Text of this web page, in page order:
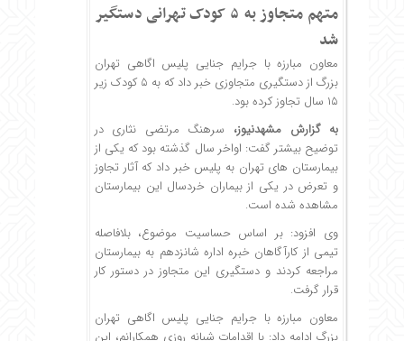
متهم متجاوز به ۵ کودک تهرانی دستگیر
شد
معاون مبارزه با جرایم جنایی پلیس اگاهی تهران
بزرگ از دستگیری متجاوزی خبر داد که به ۵ کودک زیر
۱۵ سال تجاوز کرده بود.
به گزارش مشهدنیوز،‌ سرهنگ مرتضی نثاری در
توضیح بیشتر گفت: اواخر سال گذشته بود که یکی از
بیمارستان های تهران به پلیس خبر داد که آثار تجاوز
و تعرض در یکی از بیماران خردسال این بیمارستان
مشاهده شده است.
وی افزود: بر اساس حساسیت موضوع، بلافاصله
تیمی از کارآگاهان خبره اداره شانزدهم به بیمارستان
مراجعه کردند و دستگیری این‌ متجاوز در دستور کار
قرار گرفت.
معاون مبارزه با جرایم جنایی پلیس اگاهی تهران
بزرگ ادامه داد: با اقدامات شبانه روزی همکارانم، این